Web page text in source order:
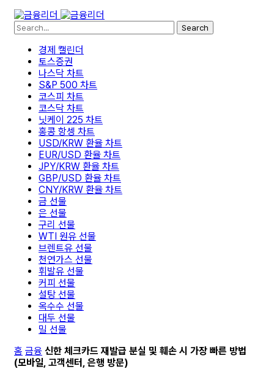
Search
경제 캘린더
토스증권
나스닥 차트
S&P 500 차트
코스피 차트
코스닥 차트
닛케이 225 차트
홍콩 항셍 차트
USD/KRW 환율 차트
EUR/USD 환율 차트
JPY/KRW 환율 차트
GBP/USD 환율 차트
CNY/KRW 환율 차트
금 선물
은 선물
구리 선물
WTI 원유 선물
브렌트유 선물
천연가스 선물
휘발유 선물
커피 선물
설탕 선물
옥수수 선물
대두 선물
밀 선물
홈 금융 신한 체크카드 재발급 분실 및 훼손 시 가장 빠른 방법
(모바일, 고객센터, 은행 방문)